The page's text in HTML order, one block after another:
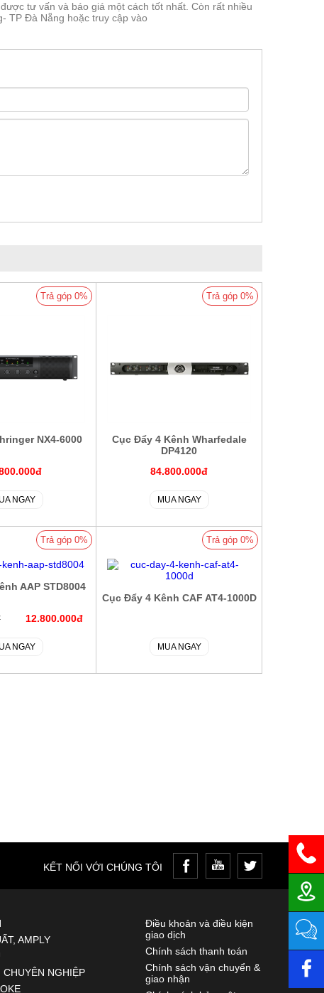
tư vấn và báo giá một cách tốt nhất. Còn rất nhiều
TP Đà Nẵng hoặc truy cập vào
Trả góp 0%
NX4-6000
NGAY
Trả góp 0%
Cục Đẩy 4 Kênh Wharfedale
DP4120
84.800.000đ
MUA NGAY
Trả góp 0%
AAP STD8004
12.800.000đ
NGAY
Trả góp 0%
Cục Đẩy 4 Kênh CAF AT4-1000D
MUA NGAY
KẾT NỐI VỚI CHÚNG TÔI
AMPLY
NGHIỆP
Điều khoản và điều kiện
giao dịch
Chính sách thanh toán
Chính sách vận chuyển &
giao nhận